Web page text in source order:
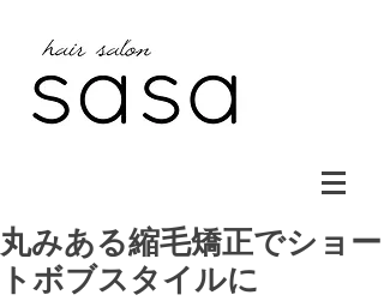
丸みある縮毛矯正でショー
トボブスタイルに